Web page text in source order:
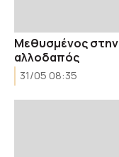
Μεθυσμένος στην
αλλοδαπός
31/05 08:35